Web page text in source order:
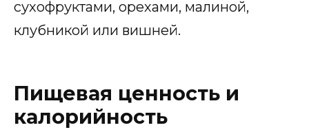
сухофруктами, орехами, малиной,
клубникой или вишней.
Пищевая ценность и
калорийность